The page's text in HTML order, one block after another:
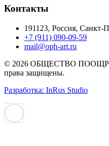
Контакты
191123, Россия, Санкт-
+7 (911) 090-09-59
mail@oph-art.ru
© 2026 ОБЩЕСТВО
права защищены.
Разработка: InRus Studio